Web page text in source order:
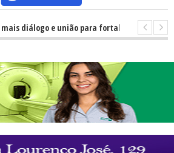
diálogo e união para fortalecer Minas e Pará